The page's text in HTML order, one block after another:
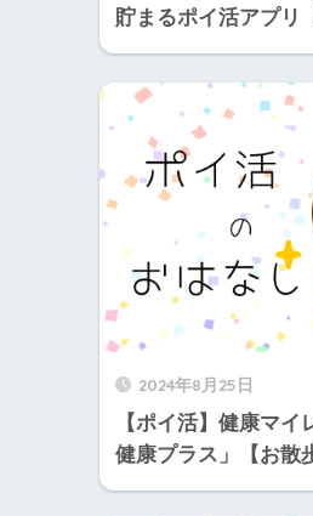
貯まるポイ活アプリ
2024年8月25日
【ポイ活】健康マ
健康プラス」【お散